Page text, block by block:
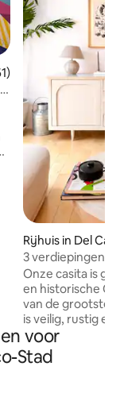
beoordeling van
Rijhuis in Del
3 verdiepingen
dakterras in het
Onze casita is
en historische
van de grootste
is veilig, rustig en
wandelen en te
zeer dicht bij
leuke bars,
voor
Stad